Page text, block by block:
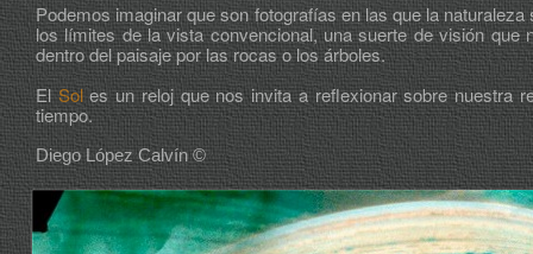
Podemos imaginar que son fotografías en las que la
los límites de la vista convencional, una suerte de visión que
dentro del paisaje por las rocas o los árboles.
ElSoles un reloj que nos invita a reflexionar sobre nuestra
tiempo.
Diego López Calvín ©